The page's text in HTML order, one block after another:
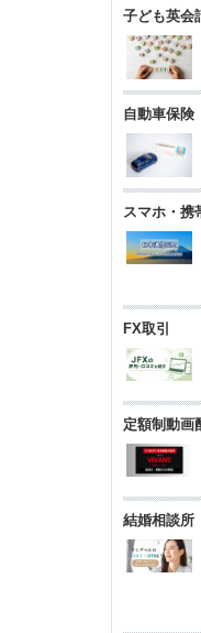
子ども英会
自動車保険
スマホ・携
FX取引
定額制動画
結婚相談所